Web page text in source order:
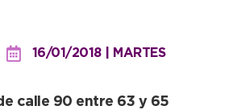
16/01/2018 | MARTES
calle 90 entre 63 y 65